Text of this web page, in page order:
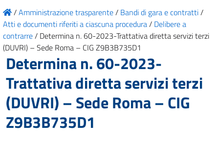
/Amministrazione trasparente/ Bandi di gara e contratti/
Atti e documenti riferiti a ciascuna procedura/ Delibere a
contrarre/ Determina n. 60-2023-Trattativa diretta servizi terzi
(DUVRI) – Sede Roma – CIG Z9B3B735D1
Determina n. 60-2023-
Trattativa diretta servizi terzi
(DUVRI) – Sede Roma – CIG
Z9B3B735D1